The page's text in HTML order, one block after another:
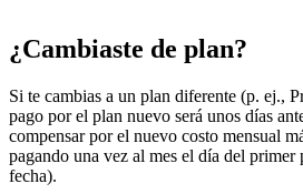
¿Cambiaste de plan?
Si te cambias a un plan diferente (p. ej.,
pago por el plan nuevo será unos días
compensar por el nuevo costo mensual
pagando una vez al mes el día del primer
fecha).